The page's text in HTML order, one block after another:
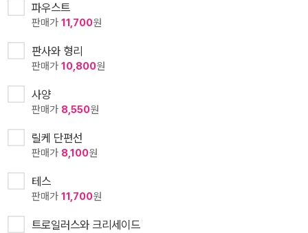
파우스트
판매가 11,700원
판사와 형리
판매가 10,800원
사양
판매가 8,550원
릴케 단편선
판매가 8,100원
테스
판매가 11,700원
트로일러스와 크리세이드